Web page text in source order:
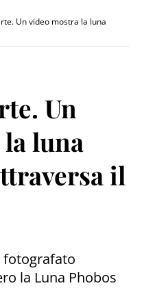
Un video mostra la luna
Un
luna
il
fotografato
la Luna Phobos